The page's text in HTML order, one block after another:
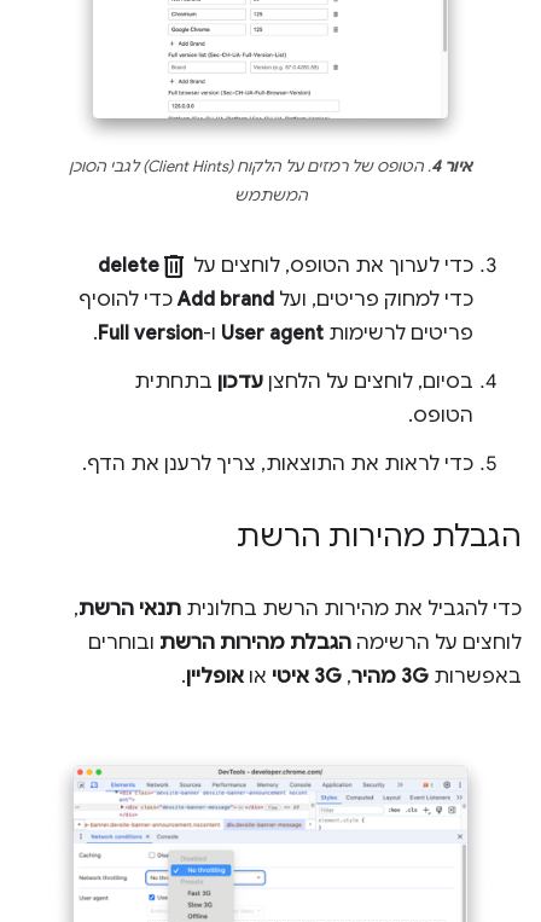
איור 4
. הטופס של רמזים על הלקוח (Client Hints) לגבי הסוכן
המשתמש
כדי לערוך את הטופס, לוחצים על delete
delete
כדי למחוק פריטים, ועל Add brandכדי להוסיף
פריטים לרשימות User agent ו-Full version
.
בסיום, לוחצים על הלחצן עדכון בתחתית
הטופס.
כדי לראות את התוצאות, צריך לרענן את הדף.
הגבלת מהירות הרשת
כדי להגביל את מהירות הרשת בחלונית תנאי הרשת,
לוחצים על הרשימה הגבלת מהירות הרשת ובוחרים
באפשרות 3G מהיר , 3G איטי או אופליין.